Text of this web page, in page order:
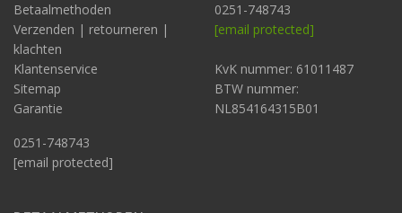
Betaalmethoden
Verzenden | retourneren |
klachten
Klantenservice
Sitemap
Garantie
0251-748743
[email protected]
0251-748743
[email protected]
KvK nummer: 61011487
BTW nummer:
NL854164315B01